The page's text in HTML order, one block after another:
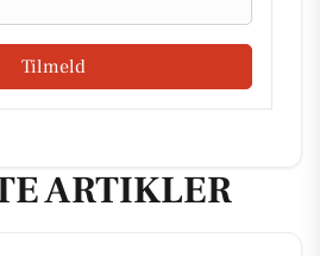
Tilmeld
ARTIKLER